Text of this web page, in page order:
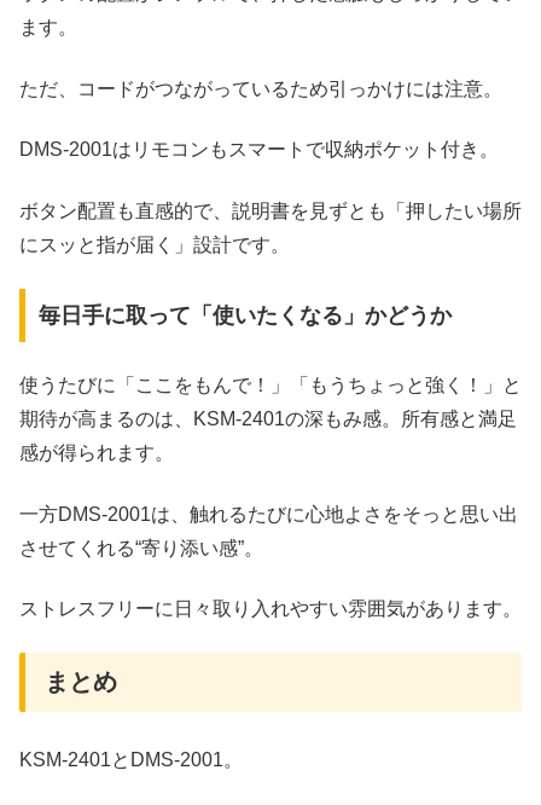
ます。
ただ、コードがつながっているため引っかけには注意。
DMS‑2001はリモコンもスマートで収納ポケット付き。
ボタン配置も直感的で、説明書を見ずとも「押したい場所
にスッと指が届く」設計です。
毎日手に取って「使いたくなる」かどうか
使うたびに「ここをもんで！」「もうちょっと強く！」と
期待が高まるのは、KSM‑2401の深もみ感。所有感と満足
感が得られます。
一方DMS‑2001は、触れるたびに心地よさをそっと思い出
させてくれる“寄り添い感”。
ストレスフリーに日々取り入れやすい雰囲気があります。
まとめ
KSM-2401とDMS-2001。